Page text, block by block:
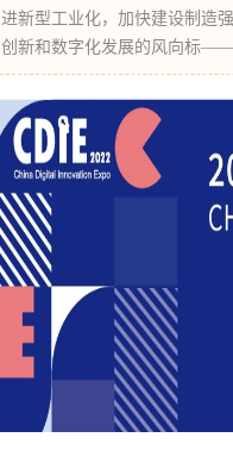
进新型工业化，加快建设制造
创新和数字化发展的风向标